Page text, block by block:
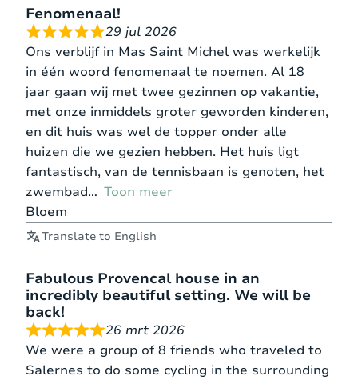
Fenomenaal!
29 jul 2026
Ons verblijf in Mas Saint Michel was werkelijk
in één woord fenomenaal te noemen. Al 18
jaar gaan wij met twee gezinnen op vakantie,
met onze inmiddels groter geworden kinderen,
en dit huis was wel de topper onder alle
huizen die we gezien hebben. Het huis ligt
fantastisch, van de tennisbaan is genoten, het
zwembad
Toon meer
Bloem
Translate to English
Fabulous Provencal house in an
incredibly beautiful setting. We will be
back!
26 mrt 2026
We were a group of 8 friends who traveled to
Salernes to do some cycling in the surrounding